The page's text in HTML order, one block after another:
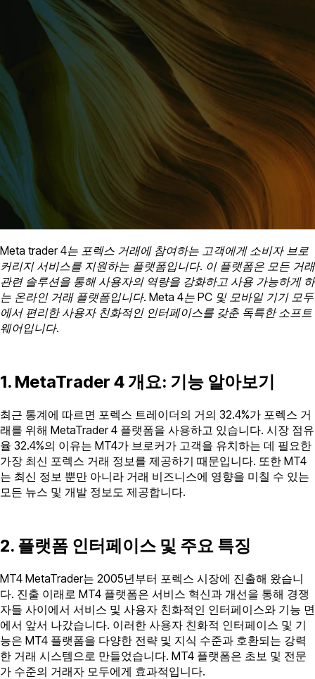
Meta trader 4는 포렉스 거래에 참여하는 고객에게 소비자 브로
커리지 서비스를 지원하는 플랫폼입니다. 이 플랫폼은 모든 거래
관련 솔루션을 통해 사용자의 역량을 강화하고 사용 가능하게 하
는 온라인 거래 플랫폼입니다. Meta 4는 PC 및 모바일 기기 모두
에서 편리한 사용자 친화적인 인터페이스를 갖춘 독특한 소프트
웨어입니다.
1. MetaTrader 4 개요: 기능 알아보기
최근 통계에 따르면 포렉스 트레이더의 거의 32.4%가 포렉스 거
래를 위해 MetaTrader 4 플랫폼을 사용하고 있습니다. 시장 점유
율 32.4%의 이유는 MT4가 브로커가 고객을 유치하는 데 필요한
가장 최신 포렉스 거래 정보를 제공하기 때문입니다. 또한 MT4
는 최신 정보 뿐만 아니라 거래 비즈니스에 영향을 미칠 수 있는
모든 뉴스 및 개발 정보도 제공합니다.
2. 플랫폼 인터페이스 및 주요 특징
MT4 MetaTrader는 2005년부터 포렉스 시장에 진출해 왔습니
다. 진출 이래로 MT4 플랫폼은 서비스 혁신과 개선을 통해 경쟁
자들 사이에서 서비스 및 사용자 친화적인 인터페이스와 기능 면
에서 앞서 나갔습니다. 이러한 사용자 친화적 인터페이스 및 기
능은 MT4 플랫폼을 다양한 전략 및 지식 수준과 호환되는 강력
한 거래 시스템으로 만들었습니다. MT4 플랫폼은 초보 및 전문
가 수준의 거래자 모두에게 효과적입니다.